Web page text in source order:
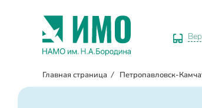
Главная страница / Петропавловск-